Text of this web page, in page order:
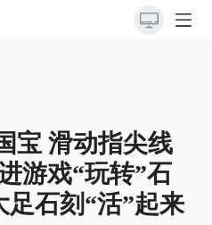
宝 滑动指尖线
游戏“玩转”石
石刻“活”起来